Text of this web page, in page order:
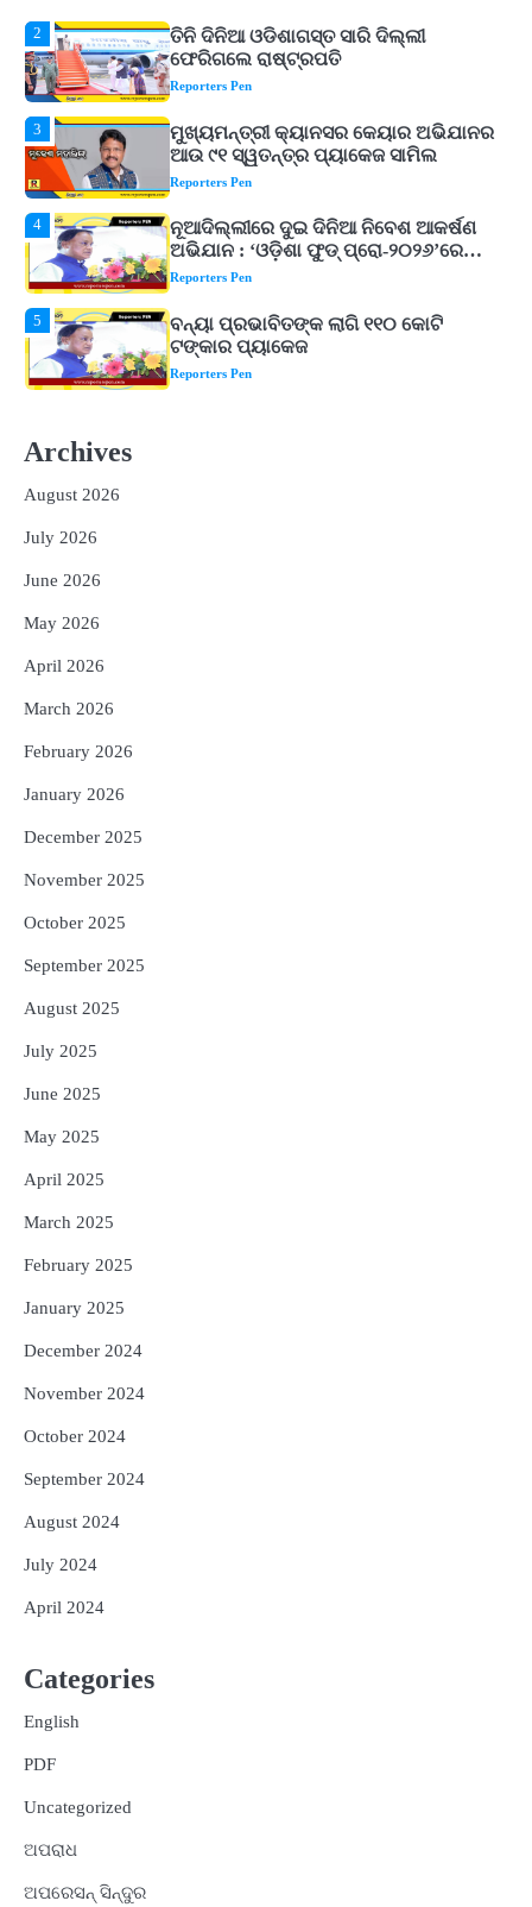
3
ମୁଖ୍ୟମନ୍ତ୍ରୀ କ୍ୟାନସର କେୟାର ଅଭିଯାନର
ଆଉ ୯୧ ସ୍ୱତନ୍ତ୍ର ପ୍ୟାକେଜ ସାମିଲ
Reporters Pen
4
ନୂଆଦିଲ୍ଲୀରେ ଦୁଇ ଦିନିଆ ନିବେଶ ଆକର୍ଷଣ
ଅଭିଯାନ : ‘ଓଡ଼ିଶା ଫୁଡ୍ ପ୍ରୋ-୨୦୨୬’ରେ
ଖାଦ୍ୟ ପ୍ରକ୍ରିୟାକରଣ କ୍ଷେତ୍ରକୁ ମିଳିବ
ଗୁରୁତ୍ୱ
Reporters Pen
5
ବନ୍ୟା ପ୍ରଭାବିତଙ୍କ ଲାଗି ୧୧୦ କୋଟି
ଟଙ୍କାର ପ୍ୟାକେଜ
Reporters Pen
1
ଆସାମରେ ଭୟଙ୍କର ବନ୍ୟା ମୃତ୍ୟୁ ସଂଖ୍ୟା
୮୯କୁ ବୃଦ୍ଧି
Reporters Pen
5
Archives
August 2026
July 2026
June 2026
May 2026
April 2026
March 2026
February 2026
January 2026
December 2025
November 2025
October 2025
September 2025
August 2025
July 2025
June 2025
May 2025
April 2025
March 2025
February 2025
January 2025
December 2024
November 2024
October 2024
September 2024
August 2024
July 2024
April 2024
Categories
English
PDF
Uncategorized
ଅପରାଧ
ଅପରେସନ୍ ସିନ୍ଦୁର